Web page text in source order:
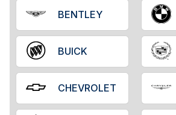
BENTLEY
BUICK
CHEVROLET